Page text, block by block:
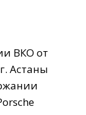
ВКО от
Астаны